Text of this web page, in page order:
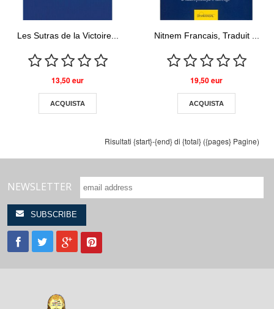
Les Sutras de la Victoire...
13,50 eur
ACQUISTA
Nitnem Francais, Traduit ...
19,50 eur
ACQUISTA
Risultati {start}-{end} di {total} ({pages} Pagine)
NEWSLETTER